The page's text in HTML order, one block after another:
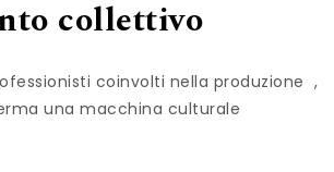
collettivo
coinvolti nella produzione ,
una macchina culturale